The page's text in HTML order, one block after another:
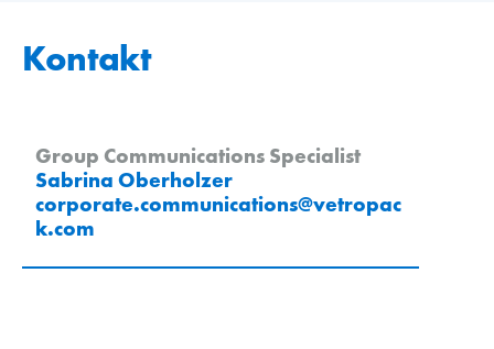
Kontakt
Group Communications Specialist
Sabrina Oberholzer
corporate.communications@vetropac
k.com